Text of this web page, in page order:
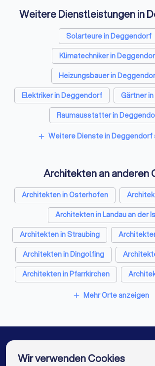
Weitere Dienstleistungen in
Solarteure in Deggendorf
Klimatechniker in
Heizungsbauer in
Elektriker in Deggendorf
Gärtner
Raumausstatter in
Hausmeisterservices in
Rohrreinigungsbetriebe in
add Weitere Dienste in Deggendorf
Architekten an anderen
Architekten in Osterhofen
Architekten in Landau an der
Architekten in Straubing
Architekten in Dingolfing
Architekten in Pfarrkirchen
Architekten in Waldkirchen
Architekten in Frankfurt am
add Mehr Orte anzeigen
Wir verwenden Cookies